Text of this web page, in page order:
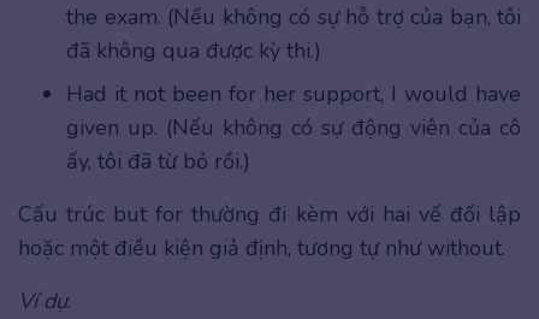
the exam. (Nếu không có sự hỗ trợ của bạn, tôi
đã không qua được kỳ thi.)
Had it not been for her support, I would have
given up. (Nếu không có sự động viên của cô
ấy, tôi đã từ bỏ rồi.)
Cấu trúc but for thường đi kèm với hai vế đối lập
hoặc một điều kiện giả định, tương tự như without.
Ví dụ: